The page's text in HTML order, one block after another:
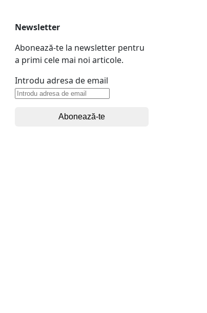
Newsletter
Abonează-te la newsletter pentru
a primi cele mai noi articole.
Introdu adresa de email
Abonează-te